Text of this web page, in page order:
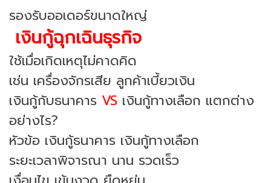
รองรับออเดอร์ขนาดใหญ่
เงินกู้ฉุกเฉินธุรกิจ
ใช้เมื่อเกิดเหตุไม่คาดคิด
เช่น เครื่องจักรเสีย ลูกค้าเบี้ยวเงิน
เงินกู้กับธนาคาร VS เงินกู้ทางเลือก แตกต่าง
อย่างไร?
หัวข้อ เงินกู้ธนาคาร เงินกู้ทางเลือก
ระยะเวลาพิจารณา นาน รวดเร็ว